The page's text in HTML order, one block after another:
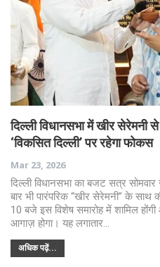
दिल्ली विधानसभा में खीर
‘विकसित दिल्ली’ पर रहेगा फोकस
Mar 23, 2026
दिल्ली विधानसभा का बजट सत्र
बार भी पारंपरिक “खीर सेरेमनी” के साथ
10 बजे इस विशेष समारोह में शामिल
आगाज़ होगा। यह लगातार…
अधिक पढ़ें...